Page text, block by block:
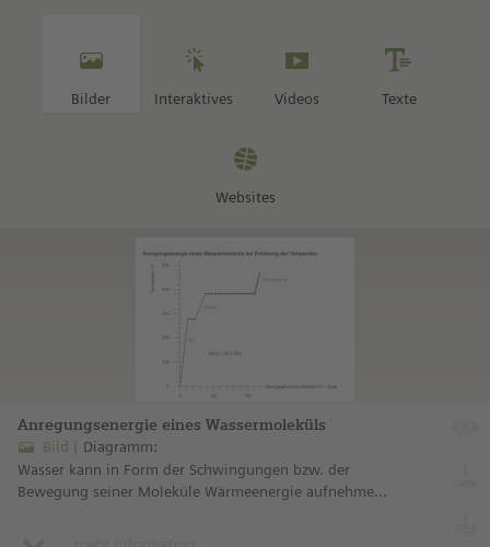
Bilder Interaktives Videos Texte
Websites
Anregungsenergie eines Wassermoleküls
Bild
Diagramm:
Wasser kann in Form der Schwingungen bzw. der
Bewegung seiner Moleküle Wärmeenergie aufnehmen.